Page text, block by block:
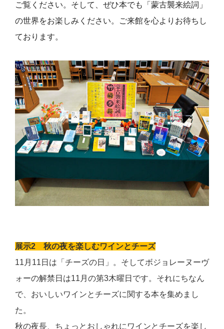
ご覧ください。そして、ぜひ本でも「蒙古襲来絵詞」
の世界をお楽しみください。ご来館を心よりお待ちし
ております。
展示2 秋の夜を楽しむワインとチーズ
11 月 11 日は「チーズの日」。そしてボジョレーヌーヴ
ォーの解禁日は11 月の第3木曜日です。それにちなん
で、おいしいワインとチーズに関する本を集めまし
た。
秋の夜長、ちょっとおしゃれにワインとチーズを楽し